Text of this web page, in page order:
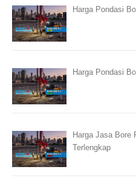
Harga Pondasi
Harga Pondasi
Harga Jasa Bore
Terlengkap